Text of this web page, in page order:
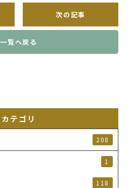
次の記事
一覧へ戻る
カテゴリ
208
1
118